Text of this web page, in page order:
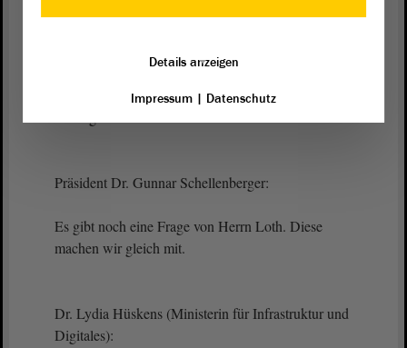
Sachsen-Anhalt können uns ja dazu verpflichten,
Intel zu 100 % mit erneuerbaren Energien zu
Präsident Dr. Gunnar Schellenberger:
Es gibt noch eine Frage von Herrn Loth. Diese
machen wir gleich mit.
Dr. Lydia Hüskens (Ministerin für Infrastruktur und
Digitales):
Details anzeigen
Impressum| Datenschutz